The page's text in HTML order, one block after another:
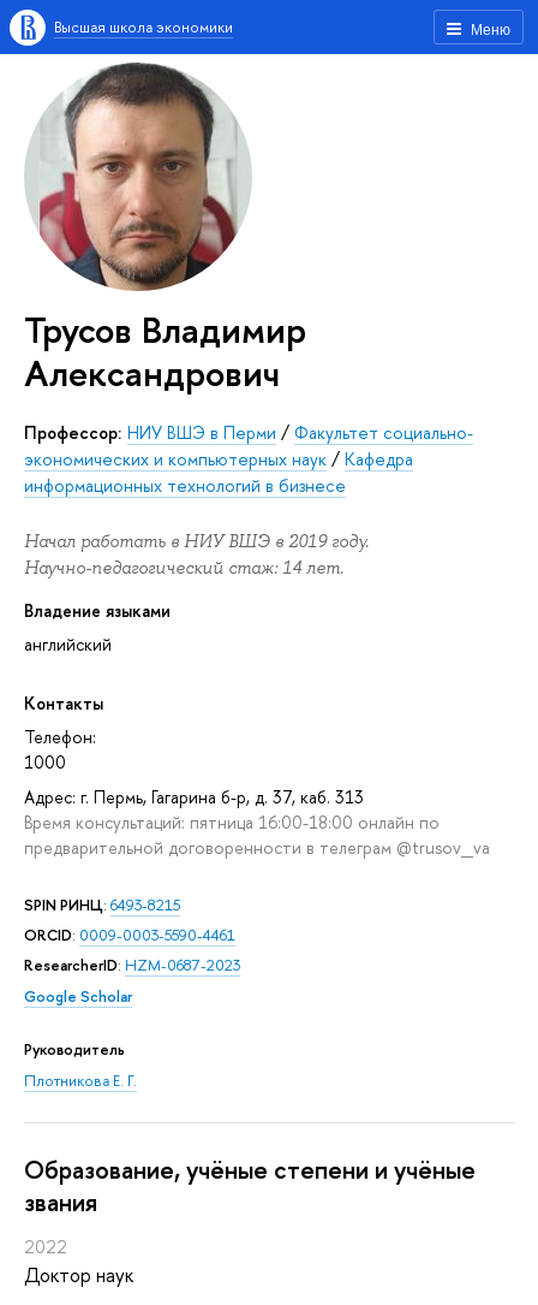
Меню
Высшая школа экономики
Трусов Владимир
Александрович
Профессор: НИУ ВШЭ в Перми / Факультет социально-
экономических и компьютерных наук / Кафедра
информационных технологий в бизнесе
Начал работать в НИУ ВШЭ в 2019 году.
Научно-педагогический стаж: 14 лет.
Владение языками
английский
Контакты
Телефон:
1000
Адрес: г. Пермь, Гагарина б-р, д. 37, каб. 313
Время консультаций: пятница 16:00-18:00 онлайн по
предварительной договоренности в телеграм @trusov_va
SPIN РИНЦ: 6493-8215
ORCID: 0009-0003-5590-4461
ResearcherID: HZM-0687-2023
Google Scholar
Руководитель
Плотникова Е. Г.
Oбразование, учёные степени и учёные
звания
2022
Доктор наук